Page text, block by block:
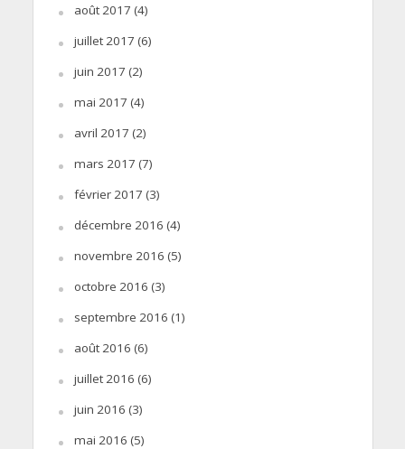
août 2017 (4)
juillet 2017 (6)
juin 2017 (2)
mai 2017 (4)
avril 2017 (2)
mars 2017 (7)
février 2017 (3)
décembre 2016 (4)
novembre 2016 (5)
octobre 2016 (3)
septembre 2016 (1)
août 2016 (6)
juillet 2016 (6)
juin 2016 (3)
mai 2016 (5)